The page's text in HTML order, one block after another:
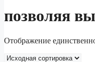
позволяя
Отображение